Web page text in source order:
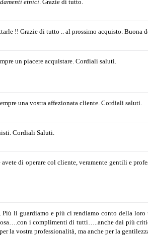
etnici. Grazie di tutto.
!! Grazie di tutto .. al prossimo acquisto. Buona
un piacere acquistare. Cordiali saluti.
una vostra affezionata cliente. Cordiali saluti.
Cordiali Saluti.
di operare col cliente, veramente gentili e
Più li guardiamo e più ci rendiamo conto della loro
i complimenti di tutti…..anche dai più
la vostra professionalità, ma anche per la